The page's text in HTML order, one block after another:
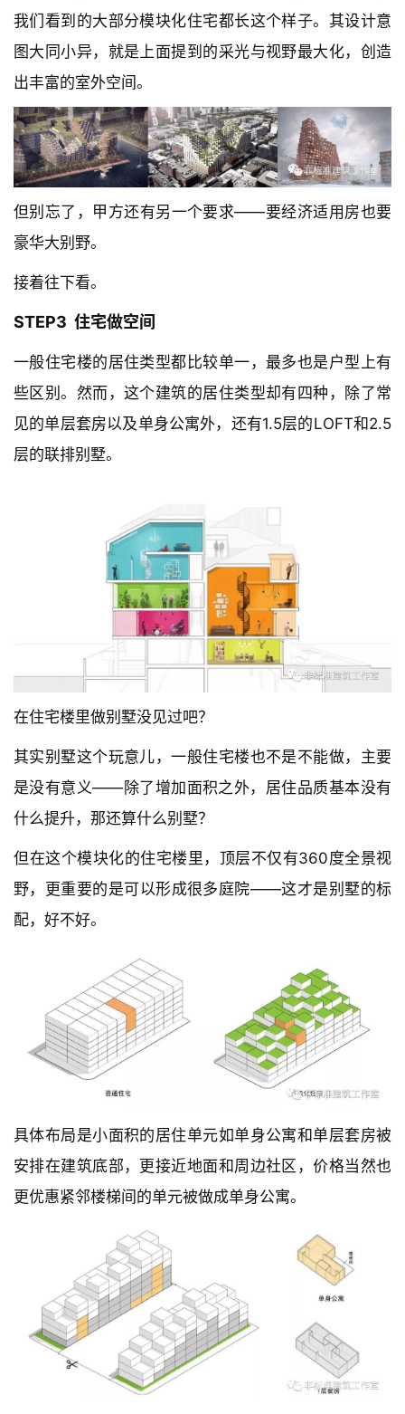
我们看到的大部分模块化住宅都长这个样子。其设计意
图大同小异，就是上面提到的采光与视野最大化，创造
出丰富的室外空间。
但别忘了，甲方还有另一个要求——要经济适用房也要
豪华大别野。
接着往下看。
STEP3  住宅做空间
一般住宅楼的居住类型都比较单一，最多也是户型上有
些区别。然而，这个建筑的居住类型却有四种，除了常
见的单层套房以及单身公寓外，还有1.5层的LOFT和2.5
层的联排别墅。
在住宅楼里做别墅没见过吧？
其实别墅这个玩意儿，一般住宅楼也不是不能做，主要
是没有意义——除了增加面积之外，居住品质基本没有
什么提升，那还算什么别墅？
但在这个模块化的住宅楼里，顶层不仅有360度全景视
野，更重要的是可以形成很多庭院——这才是别墅的标
配，好不好。
具体布局是小面积的居住单元如单身公寓和单层套房被
安排在建筑底部，更接近地面和周边社区，价格当然也
更优惠紧邻楼梯间的单元被做成单身公寓。